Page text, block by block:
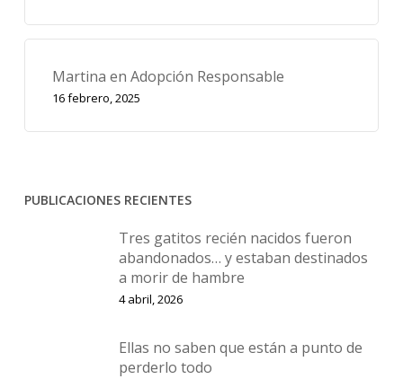
Martina en Adopción Responsable
16 febrero, 2025
PUBLICACIONES RECIENTES
Tres gatitos recién nacidos fueron
abandonados… y estaban destinados
a morir de hambre
4 abril, 2026
Ellas no saben que están a punto de
perderlo todo